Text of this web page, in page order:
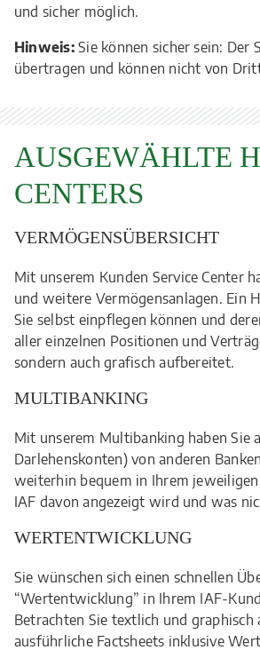
und sicher möglich.
Hinweis:Sie können sicher sein: Der
übertragen und können nicht von
AUSGEWÄHLTE
CENTERS
VERMÖGENSÜBERSICHT
Mit unserem Kunden Service Center
und weitere Vermögensanlagen. Ein
Sie selbst einpflegen können und
aller einzelnen Positionen und
sondern auch grafisch aufbereitet.
MULTIBANKING
Mit unserem Multibanking haben Sie
Darlehenskonten) von anderen
weiterhin bequem in Ihrem
IAF davon angezeigt wird und was
WERTENTWICKLUNG
Sie wünschen sich einen schnellen
“Wertentwicklung” in Ihrem IAF-
Betrachten Sie textlich und
ausführliche Factsheets inklusive